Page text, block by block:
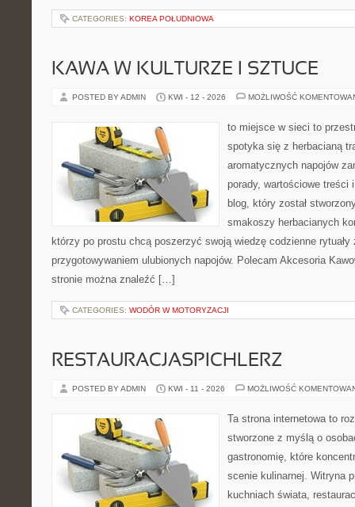
CATEGORIES: KOREA POŁUDNIOWA
KAWA W KULTURZE I SZTUCE
POSTED BY ADMIN KWI - 12 - 2026 MOŻLIWOŚĆ
to miejsce w sieci to
spotyka się z herbacianą
aromatycznych napojów
porady, wartościowe treści
blog, który został
smakoszy herbacianych
którzy po prostu chcą poszerzyć swoją wiedzę codzienne rytuały
przygotowywaniem ulubionych napojów. Polecam Akcesoria
stronie można znaleźć […]
CATEGORIES: WODÓR W MOTORYZACJI
RESTAURACJASPICHLERZ
POSTED BY ADMIN KWI - 11 - 2026 MOŻLIWOŚĆ
Ta strona internetowa to
stworzone z myślą o
gastronomię, które
scenie kulinarnej. Witryna
kuchniach świata,